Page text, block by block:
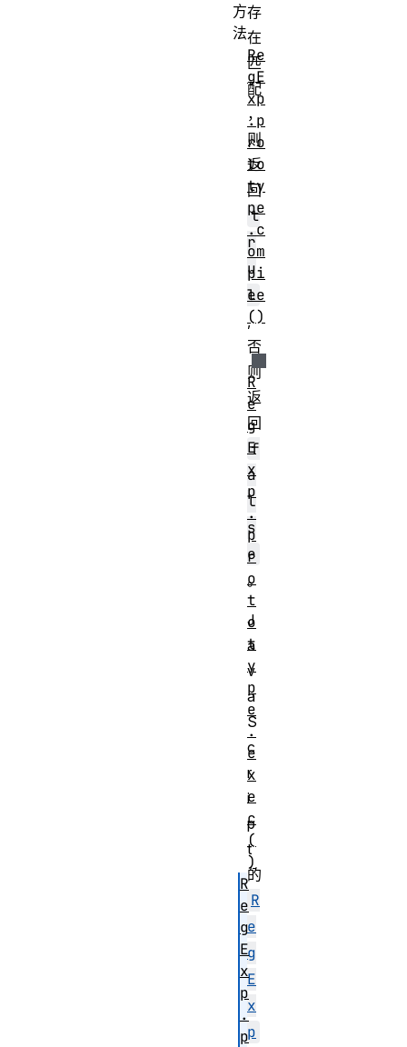
存
在
匹
配
，
则
返
回
t
r
u
e
,
否
则
返
回
f
a
l
s
e
。
J
a
v
a
S
c
r
i
p
t
的
R
e
g
E
x
p
方
法
Re
gE
xp
.p
ro
to
ty
pe
.c
om
pi
le
()
R
e
g
E
x
p
.
p
r
o
t
o
t
y
p
e
.
e
x
e
c
(
)
R
e
g
E
x
p
.
p